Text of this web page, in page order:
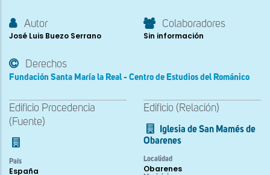
Autor
José Luis Buezo Serrano
Colaboradores
Sin información
Derechos
Fundación Santa María la Real - Centro de Estudios del Románico
Edificio Procedencia
(Fuente)
País
España
Edificio (Relación)
Iglesia de San Mamés de
Obarenes
Localidad
Obarenes